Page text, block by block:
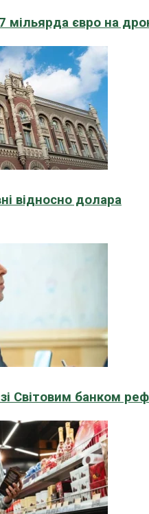
мільярда євро на
відносно долара
Світовим банком